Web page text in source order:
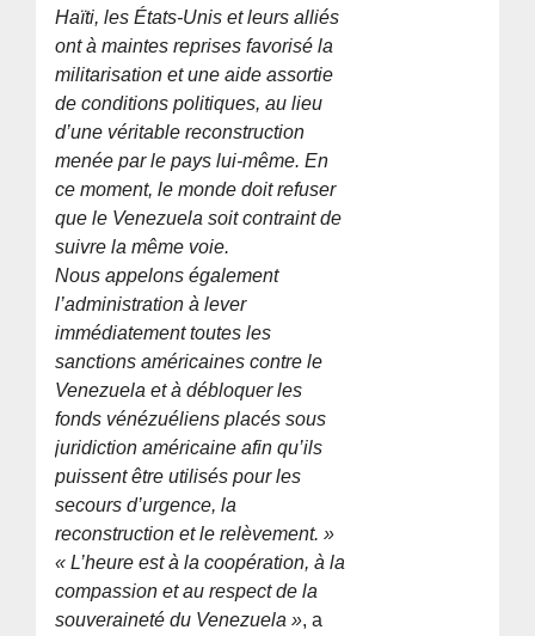
Haïti, les États-Unis et leurs alliés
ont à maintes reprises favorisé la
militarisation et une aide assortie
de conditions politiques, au lieu
d’une véritable reconstruction
menée par le pays lui-même. En
ce moment, le monde doit refuser
que le Venezuela soit contraint de
suivre la même voie.
Nous appelons également
l’administration à lever
immédiatement toutes les
sanctions américaines contre le
Venezuela et à débloquer les
fonds vénézuéliens placés sous
juridiction américaine afin qu’ils
puissent être utilisés pour les
secours d’urgence, la
reconstruction et le relèvement. »
« L’heure est à la coopération, à la
compassion et au respect de la
souveraineté du Venezuela », a